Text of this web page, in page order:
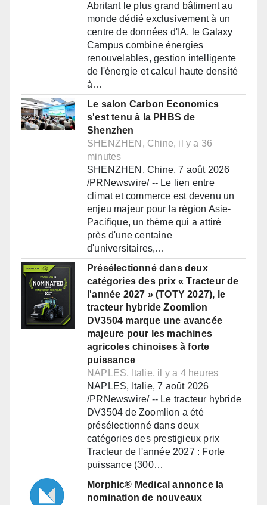
Abritant le plus grand bâtiment au
monde dédié exclusivement à un
centre de données d'IA, le Galaxy
Campus combine énergies
renouvelables, gestion intelligente
de l'énergie et calcul haute densité
à…
Le salon Carbon Economics
s'est tenu à la PHBS de
Shenzhen
SHENZHEN, Chine, il y a 36
minutes
SHENZHEN, Chine, 7 août 2026
/PRNewswire/ -- Le lien entre
climat et commerce est devenu un
enjeu majeur pour la région Asie-
Pacifique, un thème qui a attiré
près d'une centaine
d'universitaires,…
Présélectionné dans deux
catégories des prix « Tracteur de
l'année 2027 » (TOTY 2027), le
tracteur hybride Zoomlion
DV3504 marque une avancée
majeure pour les machines
agricoles chinoises à forte
puissance
NAPLES, Italie, il y a 4 heures
NAPLES, Italie, 7 août 2026
/PRNewswire/ -- Le tracteur hybride
DV3504 de Zoomlion a été
présélectionné dans deux
catégories des prestigieux prix
Tracteur de l'année 2027 : Forte
puissance (300…
Morphic® Medical annonce la
nomination de nouveaux